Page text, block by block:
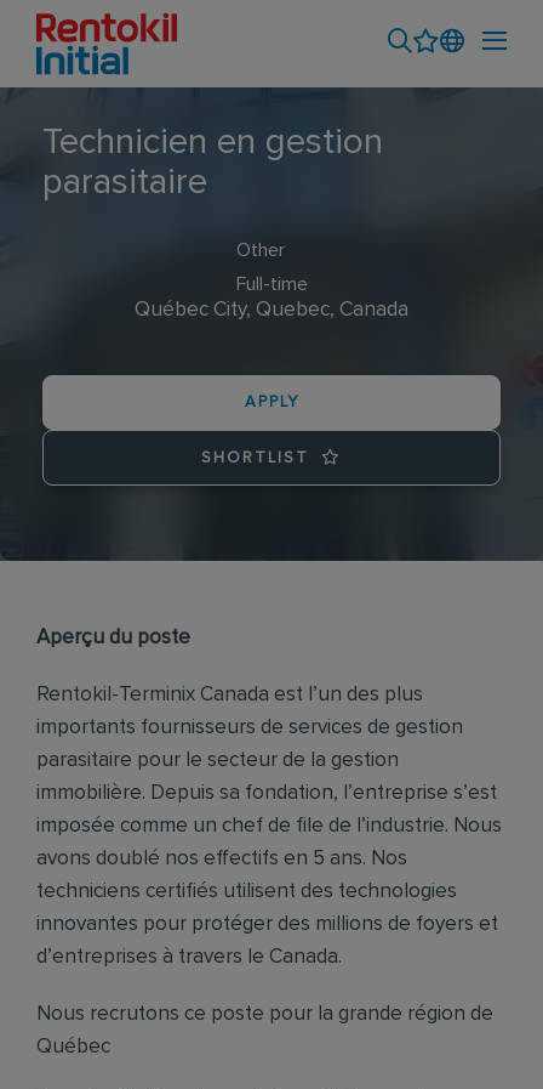
Technicien en gestion
parasitaire
Other
Full-time
Québec City, Quebec, Canada
APPLY
SHORTLIST
Aperçu du poste
Rentokil-Terminix Canada est l’un des plus
importants fournisseurs de services de gestion
parasitaire pour le secteur de la gestion
immobilière. Depuis sa fondation, l’entreprise s’est
imposée comme un chef de file de l’industrie. Nous
avons doublé nos effectifs en 5 ans. Nos
techniciens certifiés utilisent des technologies
innovantes pour protéger des millions de foyers et
d’entreprises à travers le Canada.
Nous recrutons ce poste pour la grande région de
Québec